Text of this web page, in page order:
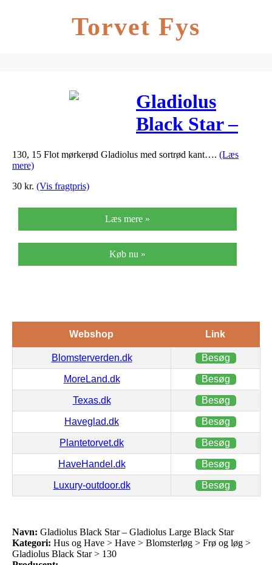
Torvet Fys
Gladiolus
Black Star –
Gladiolus
130, 15 Flot mørkerød Gladiolus med sortrød kant…. (Læs
mere)
30 kr. (Vis fragtpris)
Læs mere »
Køb nu »
Webshop Link
Blomsterverden.dk Besøg
MoreLand.dk Besøg
Texas.dk Besøg
Haveglad.dk Besøg
Plantetorvet.dk Besøg
HaveHandel.dk Besøg
Luxury-outdoor.dk Besøg
Navn: Gladiolus Black Star – Gladiolus Large Black Star
Kategori: Hus og Have > Have > Blomsterløg > Frø og løg >
Gladiolus Black Star > 130